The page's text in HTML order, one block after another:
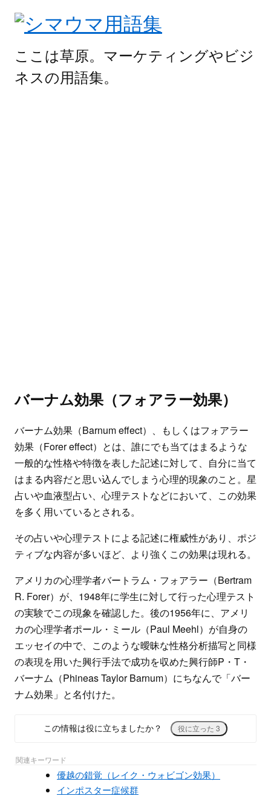
ここは草原。マーケティングやビジ
ネスの用語集。
バーナム効果（フォアラー効果）
バーナム効果（Barnum effect）、もしくはフォアラー
効果（Forer effect）とは、誰にでも当てはまるような
一般的な性格や特徴を表した記述に対して、自分に当て
はまる内容だと思い込んでしまう心理的現象のこと。星
占いや血液型占い、心理テストなどにおいて、この効果
を多く用いているとされる。
その占いや心理テストによる記述に権威性があり、ポジ
ティブな内容が多いほど、より強くこの効果は現れる。
アメリカの心理学者バートラム・フォアラー（Bertram
R. Forer）が、1948年に学生に対して行った心理テスト
の実験でこの現象を確認した。後の1956年に、アメリ
カの心理学者ポール・ミール（Paul Meehl）が自身の
エッセイの中で、このような曖昧な性格分析描写と同様
の表現を用いた興行手法で成功を収めた興行師P・T・
バーナム（Phineas Taylor Barnum）にちなんで「バー
ナム効果」と名付けた。
この情報は役に立ちましたか？ 役に立った 3
関連キーワード
優越の錯覚（レイク・ウォビゴン効果）
インポスター症候群